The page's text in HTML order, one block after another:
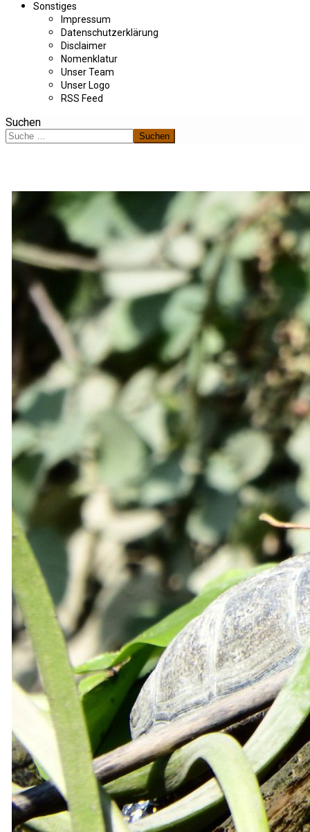
Sonstiges
Impressum
Datenschutzerklärung
Disclaimer
Nomenklatur
Unser Team
Unser Logo
RSS Feed
Suchen
Suchen